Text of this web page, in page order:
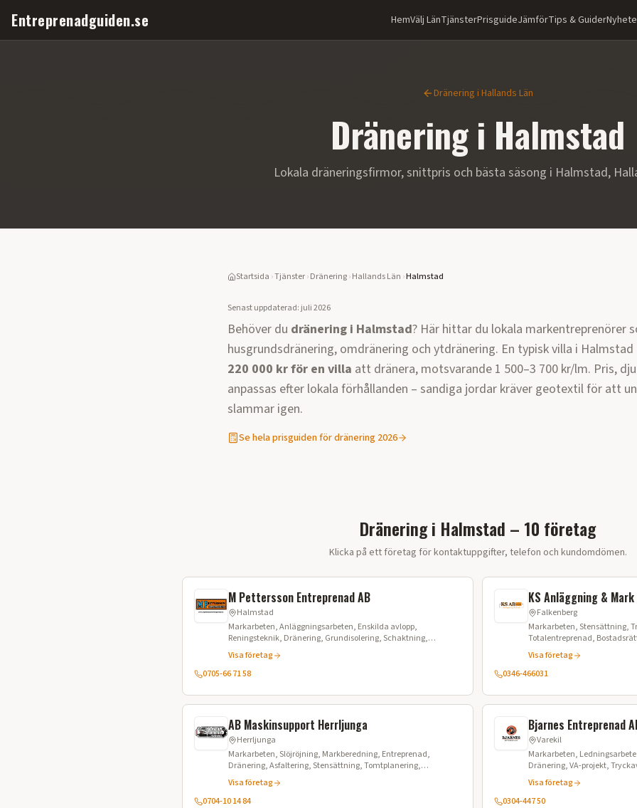
Entreprenadguiden.se HemVälj LänTjänsterPrisguideJämförTips & Guider
Dränering i Hallands Län
Dränering i Halmstad
Lokala dräneringsfirmor, snittpris och bästa säsong i Halmstad,
Startsida ›Tjänster›Dränering›Hallands Län ›Halmstad
Senast uppdaterad:juli 2026
Behöver du dränering i Halmstad? Här hittar du lokala markentreprenörer
husgrundsdränering, omdränering och ytdränering. En typisk villa i Halmstad
220 000 kr för en villa att dränera, motsvarande 1 500–3 700 kr/lm. Pris,
anpassas efter lokala förhållanden – sandiga jordar kräver geotextil för att
slammar igen.
Se hela prisguiden för dränering 2026
Dränering i Halmstad – 10 företag
Klicka på ett företag för kontaktuppgifter, telefon och kundomdömen.
M Pettersson Entreprenad AB
Halmstad
Markarbeten, Anläggningsarbeten, Enskilda avlopp,
Reningsteknik, Dränering, Grundisolering, Schaktning,
Maskintjänster
Visa företag
0705-66 71 58
KS Anläggning & Mark
Falkenberg
Markarbeten, Stensättning,
Totalentreprenad,
Schaktning
Visa företag
0346-466031
AB Maskinsupport Herrljunga
Herrljunga
Markarbeten, Slöjröjning, Markberedning, Entreprenad,
Dränering, Asfaltering, Stensättning, Tomtplanering,
Stubbfräsning, Anläggning
Visa företag
0704-10 14 84
Bjarnes Entreprenad
Varekil
Markarbeten,
Dränering, VA-projekt,
Stenspräckning,
Visa företag
0304-447 50